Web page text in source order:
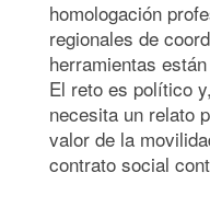
homologación
regionales de
herramientas
El reto es político
necesita un relato
valor de la
contrato social